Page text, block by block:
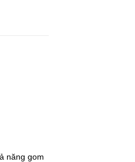
năng gom